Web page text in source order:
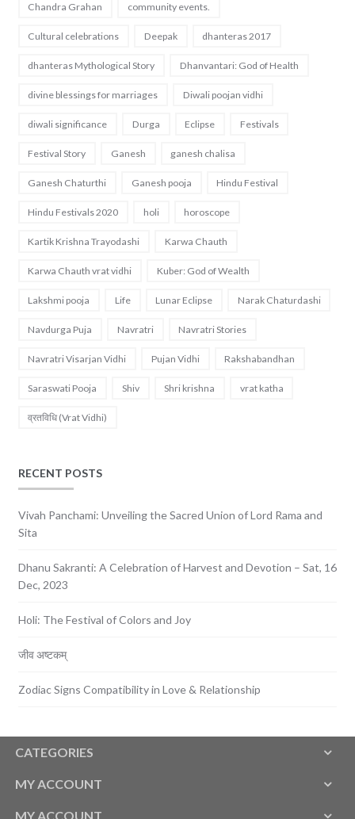
Chandra Grahan community events.
Cultural celebrations Deepak dhanteras 2017
dhanteras Mythological Story Dhanvantari: God of Health
divine blessings for marriages Diwali poojan vidhi
diwali significance Durga Eclipse Festivals
Festival Story Ganesh ganesh chalisa
Ganesh Chaturthi Ganesh pooja Hindu Festival
Hindu Festivals 2020 holi horoscope
Kartik Krishna Trayodashi Karwa Chauth
Karwa Chauth vrat vidhi Kuber: God of Wealth
Lakshmi pooja Life Lunar Eclipse Narak Chaturdashi
Navdurga Puja Navratri Navratri Stories
Navratri Visarjan Vidhi Pujan Vidhi Rakshabandhan
Saraswati Pooja Shiv Shri krishna vrat katha
व्रतविधि (Vrat Vidhi)
RECENT POSTS
Vivah Panchami: Unveiling the Sacred Union of Lord Rama and
Sita
Dhanu Sakranti: A Celebration of Harvest and Devotion – Sat, 16
Dec, 2023
Holi: The Festival of Colors and Joy
जीव अष्टकम्
Zodiac Signs Compatibility in Love & Relationship
CATEGORIES
MY ACCOUNT
MY ACCOUNT